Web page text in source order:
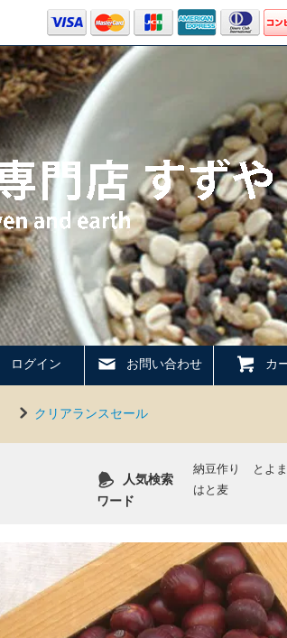
ログイン お問い合わせ カ
クリアランスセール
人気検索
ワード
納豆作り
とよ
はと麦